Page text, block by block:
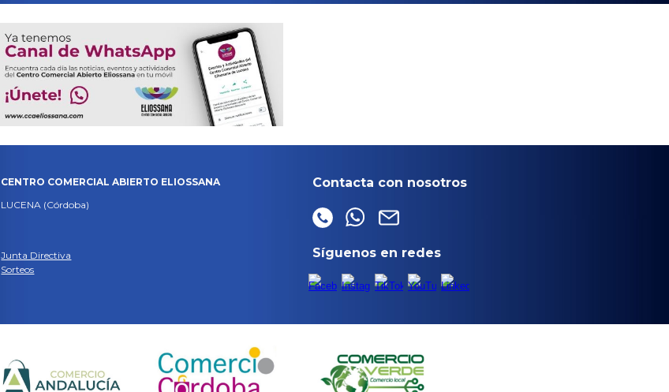
CENTRO COMERCIAL ABIERTO ELIOSSANA
LUCENA (Córdoba)
Junta Directiva
Sorteos
Contacta con nosotros
Síguenos en redes